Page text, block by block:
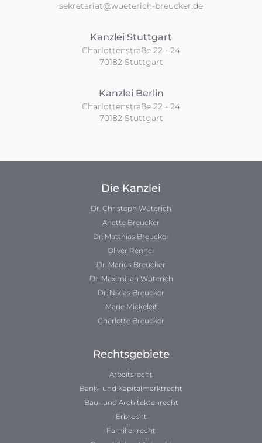
sekretariat@wueterich-breucker.de
Kanzlei Stuttgart
Charlottenstraße 22 - 24
70182 Stuttgart
Kanzlei Berlin
Charlottenstraße 22 - 24
70182 Stuttgart
Die Kanzlei
Dr. Christoph Wüterich
Anette Breucker
Dr. Matthias Breucker
Oliver Renner
Dr. Marius Breucker
Dr. Maximilian Wüterich
Dr. Niklas Breucker
Marie Mickeleit
Charlotte Breucker
Rechtsgebiete
Arbeitsrecht
Bank- und Kapitalmarktrecht
Bau- und Architektenrecht
Erbrecht
Familienrecht